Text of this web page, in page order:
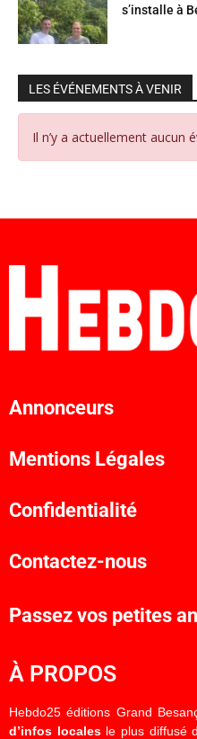
s’installe à
LES ÉVÉNEMENTS À VENIR
Il n’y a actuellement aucun
Annonceurs
Mentions Légales
Confidentialité
Contactez-nous
Passez vos petites
À PROPOS
Hebdo25 éditions Grand
d’infos localesle plus diffusé